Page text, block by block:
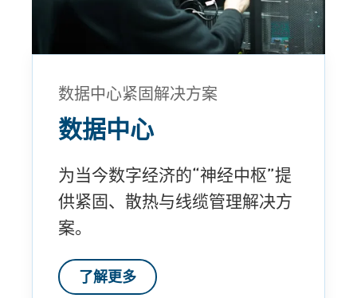
数据中心紧固解决方案
数据中心
为当今数字经济的“神经中枢”提
供紧固、散热与线缆管理解决方
案。
了解更多